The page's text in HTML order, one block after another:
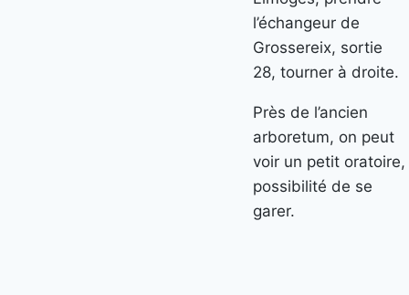
l’échangeur de
Grossereix, sortie
28, tourner à droite.
Près de l’ancien
arboretum, on peut
voir un petit oratoire,
possibilité de se
garer.